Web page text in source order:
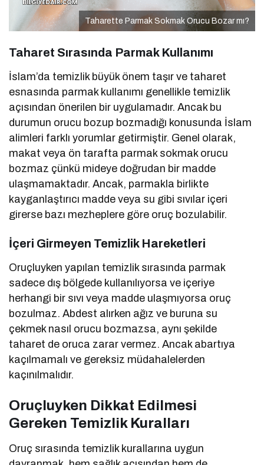
Taharette Parmak Sokmak Orucu Bozar mı?
Taharet Sırasında Parmak Kullanımı
İslam’da temizlik büyük önem taşır ve taharet
esnasında parmak kullanımı genellikle temizlik
açısından önerilen bir uygulamadır. Ancak bu
durumun orucu bozup bozmadığı konusunda İslam
alimleri farklı yorumlar getirmiştir. Genel olarak,
makat veya ön tarafta parmak sokmak orucu
bozmaz çünkü mideye doğrudan bir madde
ulaşmamaktadır. Ancak, parmakla birlikte
kayganlaştırıcı madde veya su gibi sıvılar içeri
girerse bazı mezheplere göre oruç bozulabilir.
İçeri Girmeyen Temizlik Hareketleri
Oruçluyken yapılan temizlik sırasında parmak
sadece dış bölgede kullanılıyorsa ve içeriye
herhangi bir sıvı veya madde ulaşmıyorsa oruç
bozulmaz. Abdest alırken ağız ve buruna su
çekmek nasıl orucu bozmazsa, aynı şekilde
taharet de oruca zarar vermez. Ancak abartıya
kaçılmamalı ve gereksiz müdahalelerden
kaçınılmalıdır.
Oruçluyken Dikkat Edilmesi
Gereken Temizlik Kuralları
Oruç sırasında temizlik kurallarına uygun